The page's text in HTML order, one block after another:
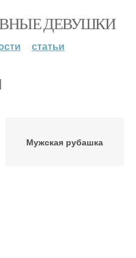
ДЕВУШКИ
статьи
Мужская рубашка